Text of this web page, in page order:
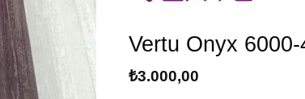
Vertu Onyx 6000-
₺3.000,00